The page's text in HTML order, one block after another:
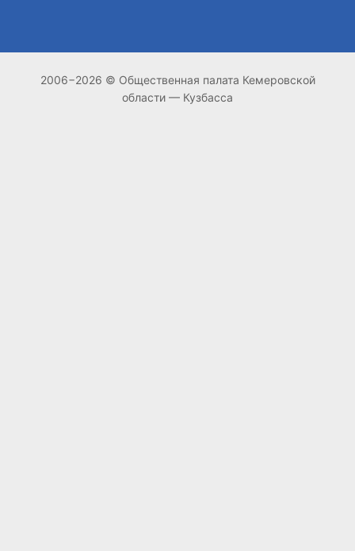
2006−2026 © Общественная палата Кемеровской
области — Кузбасса